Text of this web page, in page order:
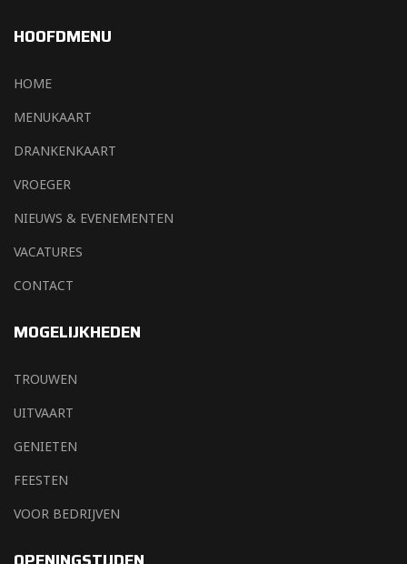
HOOFDMENU
HOME
MENUKAART
DRANKENKAART
VROEGER
NIEUWS & EVENEMENTEN
VACATURES
CONTACT
MOGELIJKHEDEN
TROUWEN
UITVAART
GENIETEN
FEESTEN
VOOR BEDRIJVEN